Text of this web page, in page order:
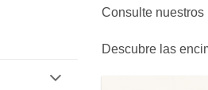
Consulte nuestros
Descubre las